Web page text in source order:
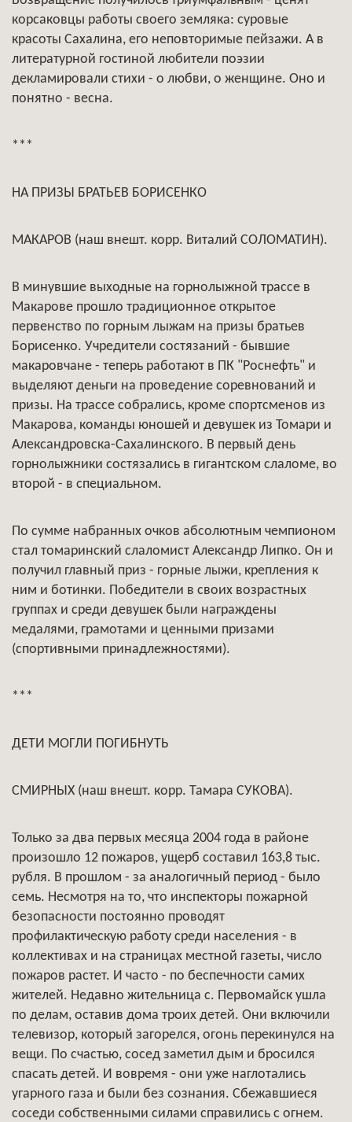
корсаковцы работы своего земляка: суровые
красоты Сахалина, его неповторимые пейзажи. А в
литературной гостиной любители поэзии
декламировали стихи - о любви, о женщине. Оно и
понятно - весна.
***
НА ПРИЗЫ БРАТЬЕВ БОРИСЕНКО
МАКАРОВ (наш внешт. корр. Виталий СОЛОМАТИН).
В минувшие выходные на горнолыжной трассе в
Макарове прошло традиционное открытое
первенство по горным лыжам на призы братьев
Борисенко. Учредители состязаний - бывшие
макаровчане - теперь работают в ПК "Роснефть" и
выделяют деньги на проведение соревнований и
призы. На трассе собрались, кроме спортсменов из
Макарова, команды юношей и девушек из Томари и
Александровска-Сахалинского. В первый день
горнолыжники состязались в гигантском слаломе, во
второй - в специальном.
По сумме набранных очков абсолютным чемпионом
стал томаринский слаломист Александр Липко. Он и
получил главный приз - горные лыжи, крепления к
ним и ботинки. Победители в своих возрастных
группах и среди девушек были награждены
медалями, грамотами и ценными призами
(спортивными принадлежностями).
***
ДЕТИ МОГЛИ ПОГИБНУТЬ
СМИРНЫХ (наш внешт. корр. Тамара СУКОВА).
Только за два первых месяца 2004 года в районе
произошло 12 пожаров, ущерб составил 163,8 тыс.
рубля. В прошлом - за аналогичный период - было
семь. Несмотря на то, что инспекторы пожарной
безопасности постоянно проводят
профилактическую работу среди населения - в
коллективах и на страницах местной газеты, число
пожаров растет. И часто - по беспечности самих
жителей. Недавно жительница с. Первомайск ушла
по делам, оставив дома троих детей. Они включили
телевизор, который загорелся, огонь перекинулся на
вещи. По счастью, сосед заметил дым и бросился
спасать детей. И вовремя - они уже наглотались
угарного газа и были без сознания. Сбежавшиеся
соседи собственными силами справились с огнем.